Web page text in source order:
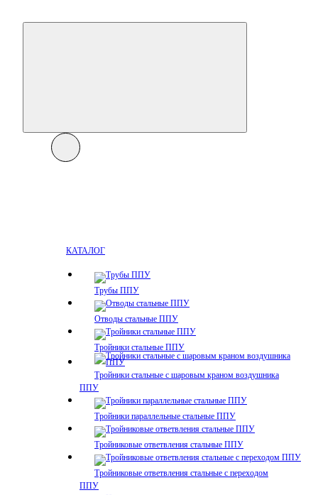
КАТАЛОГ
Трубы ППУ
Отводы стальные ППУ
Тройники стальные ППУ
Тройники стальные с шаровым краном воздушника
ППУ
Тройники параллельные стальные ППУ
Тройниковые ответвления стальные ППУ
Тройниковые ответвления стальные с переходом
ППУ